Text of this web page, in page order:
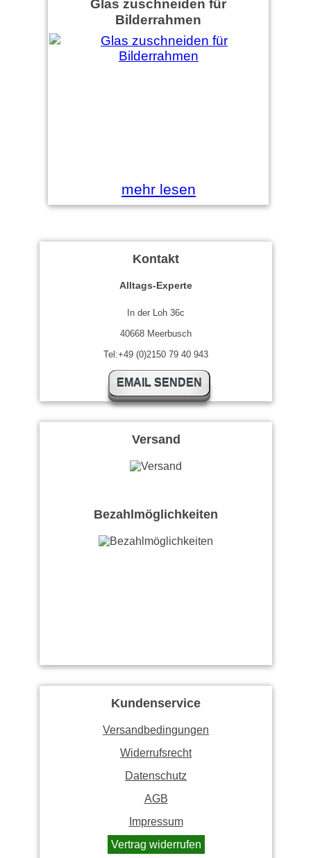
Glas zuschneiden für
Bilderrahmen
mehr lesen
Kontakt
Alltags-Experte
In der Loh 36c
40668 Meerbusch
Tel:+49 (0)2150 79 40 943
EMAIL SENDEN
Versand
Bezahlmöglichkeiten
Kundenservice
Versandbedingungen
Widerrufsrecht
Datenschutz
AGB
Impressum
Vertrag widerrufen